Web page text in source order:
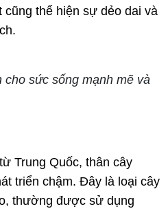
cũng thể hiện sự dẻo dai và
cho sức sống mạnh mẽ và
Trung Quốc, thân cây
triển chậm. Đây là loại cây
thường được sử dụng